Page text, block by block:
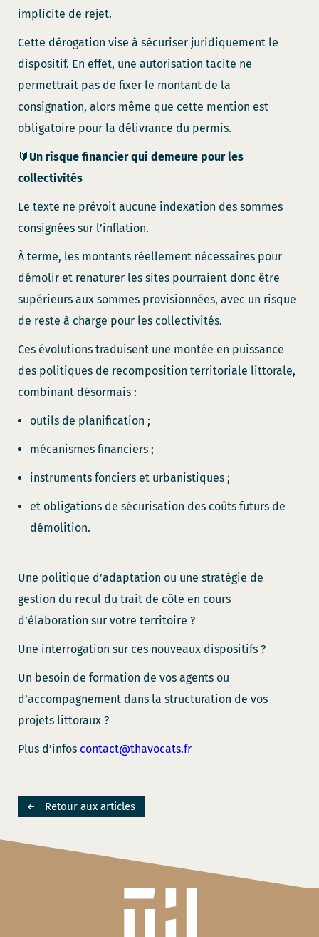
implicite de rejet.
Cette dérogation vise à sécuriser juridiquement le
dispositif. En effet, une autorisation tacite ne
permettrait pas de fixer le montant de la
consignation, alors même que cette mention est
obligatoire pour la délivrance du permis.
🔰Un risque financier qui demeure pour les
collectivités
Le texte ne prévoit aucune indexation des sommes
consignées sur l’inflation.
À terme, les montants réellement nécessaires pour
démolir et renaturer les sites pourraient donc être
supérieurs aux sommes provisionnées, avec un risque
de reste à charge pour les collectivités.
Ces évolutions traduisent une montée en puissance
des politiques de recomposition territoriale littorale,
combinant désormais :
outils de planification ;
mécanismes financiers ;
instruments fonciers et urbanistiques ;
et obligations de sécurisation des coûts futurs de
démolition.
Une politique d’adaptation ou une stratégie de
gestion du recul du trait de côte en cours
d’élaboration sur votre territoire ?
Une interrogation sur ces nouveaux dispositifs ?
Un besoin de formation de vos agents ou
d’accompagnement dans la structuration de vos
projets littoraux ?
Plus d’infos contact@thavocats.fr
Retour aux articles